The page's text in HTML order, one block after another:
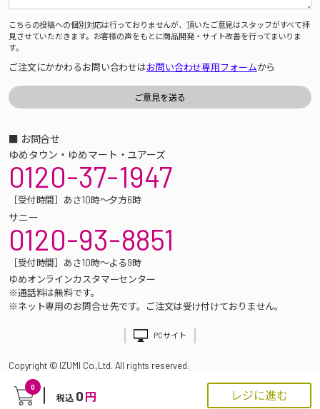
0
税込 0 円 レジに進む
こちらの投稿への個別対応は行っておりませんが、頂いたご意見はスタッフがすべて拝
見させていただきます。お客様の声をもとに商品開発・サイト改善を行ってまいりま
す。
ご注文にかかわるお問い合わせはお問い合わせ専用フォームから
■ お問合せ
ゆめタウン・ゆめマート・ユアーズ
0120-37-1947
［受付時間］あさ10時～夕方6時
サニー
0120-93-8851
［受付時間］あさ10時～よる9時
ゆめオンラインカスタマーセンター
※通話料は無料です。
※ネット専用のお問合せ先です。ご注文は受け付けておりません。
PCサイト
Copyright © IZUMI Co.,Ltd. All rights reserved.